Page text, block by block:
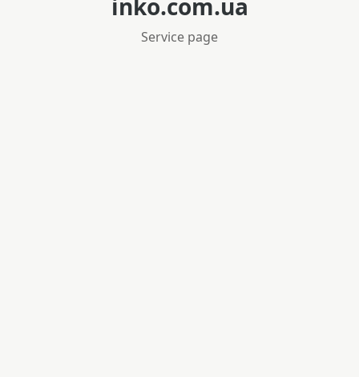
inko.com.ua
Service page